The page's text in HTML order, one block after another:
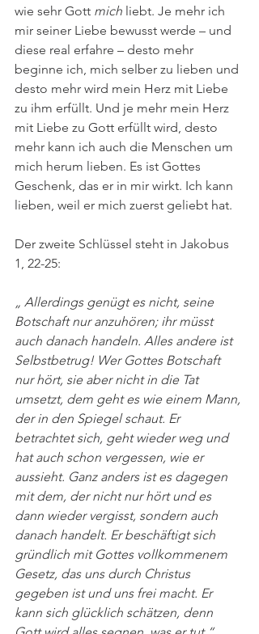
wie sehr Gott mich liebt. Je mehr ich
mir seiner Liebe bewusst werde – und
diese real erfahre – desto mehr
beginne ich, mich selber zu lieben und
desto mehr wird mein Herz mit Liebe
zu ihm erfüllt. Und je mehr mein Herz
mit Liebe zu Gott erfüllt wird, desto
mehr kann ich auch die Menschen um
mich herum lieben. Es ist Gottes
Geschenk, das er in mir wirkt. Ich kann
lieben, weil er mich zuerst geliebt hat.
Der zweite Schlüssel steht in Jakobus
1, 22-25:
„ Allerdings genügt es nicht, seine
Botschaft nur anzuhören; ihr müsst
auch danach handeln. Alles andere ist
Selbstbetrug! Wer Gottes Botschaft
nur hört, sie aber nicht in die Tat
umsetzt, dem geht es wie einem Mann,
der in den Spiegel schaut. Er
betrachtet sich, geht wieder weg und
hat auch schon vergessen, wie er
aussieht. Ganz anders ist es dagegen
mit dem, der nicht nur hört und es
dann wieder vergisst, sondern auch
danach handelt. Er beschäftigt sich
gründlich mit Gottes vollkommenem
Gesetz, das uns durch Christus
gegeben ist und uns frei macht. Er
kann sich glücklich schätzen, denn